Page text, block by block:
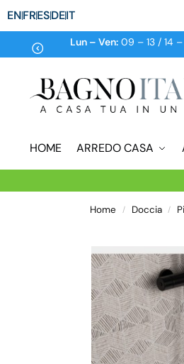
ENFRESDEIT
Lun – Ven:09 – 13 / 14 –
HOME ARREDO CASA
Home / Doccia /